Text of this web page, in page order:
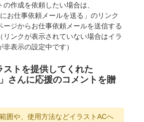
作成を依頼したい場合は、
お仕事依頼メールを送る」のリンク
ージからお仕事依頼メールを送信する
リンクが表示されていない場合はイラ
表示の設定中です）
ストを提供してくれた
さんに応援のコメントを贈
囲や、使用方法などイラストACへ